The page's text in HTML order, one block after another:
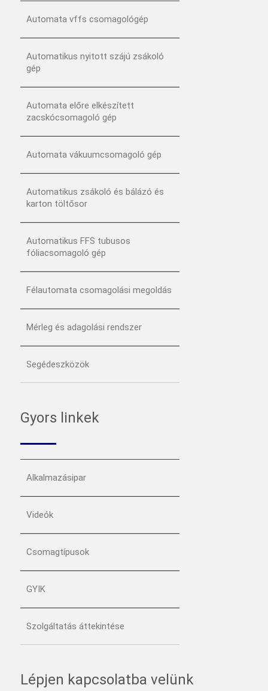
Automata vffs csomagológép
Automatikus nyitott szájú zsákoló
gép
Automata előre elkészített
zacskócsomagoló gép
Automata vákuumcsomagoló gép
Automatikus zsákoló és bálázó és
karton töltősor
Automatikus FFS tubusos
fóliacsomagoló gép
Félautomata csomagolási megoldás
Mérleg és adagolási rendszer
Segédeszközök
Gyors linkek
Alkalmazásipar
Videók
Csomagtípusok
GYIK
Szolgáltatás áttekintése
Lépjen kapcsolatba velünk